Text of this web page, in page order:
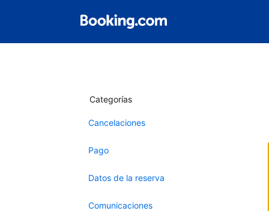
Categorías
Cancelaciones
Pago
Datos de la reserva
Comunicaciones